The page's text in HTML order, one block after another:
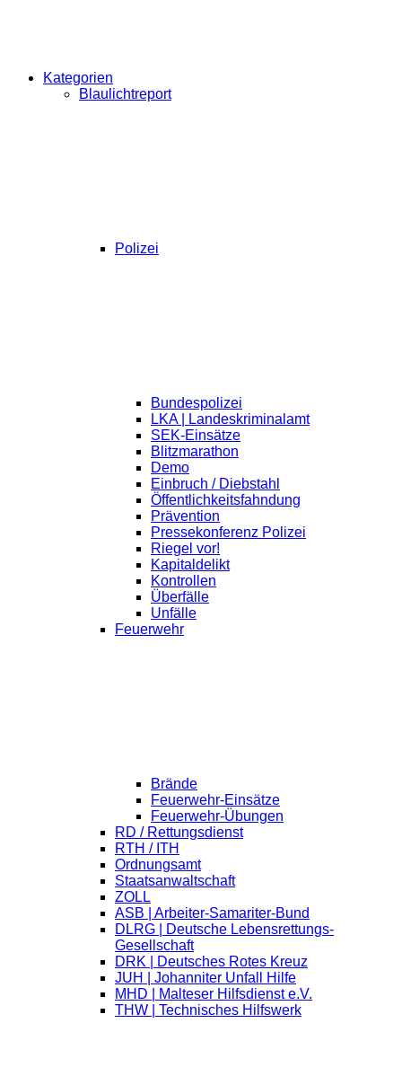
Kategorien
Blaulichtreport
Polizei
Bundespolizei
LKA | Landeskriminalamt
SEK-Einsätze
Blitzmarathon
Demo
Einbruch / Diebstahl
Öffentlichkeitsfahndung
Prävention
Pressekonferenz Polizei
Riegel vor!
Kapitaldelikt
Kontrollen
Überfälle
Unfälle
Feuerwehr
Brände
Feuerwehr-Einsätze
Feuerwehr-Übungen
RD / Rettungsdienst
RTH / ITH
Ordnungsamt
Staatsanwaltschaft
ZOLL
ASB | Arbeiter-Samariter-Bund
DLRG | Deutsche Lebensrettungs-
Gesellschaft
DRK | Deutsches Rotes Kreuz
JUH | Johanniter Unfall Hilfe
MHD | Malteser Hilfsdienst e.V.
THW | Technisches Hilfswerk